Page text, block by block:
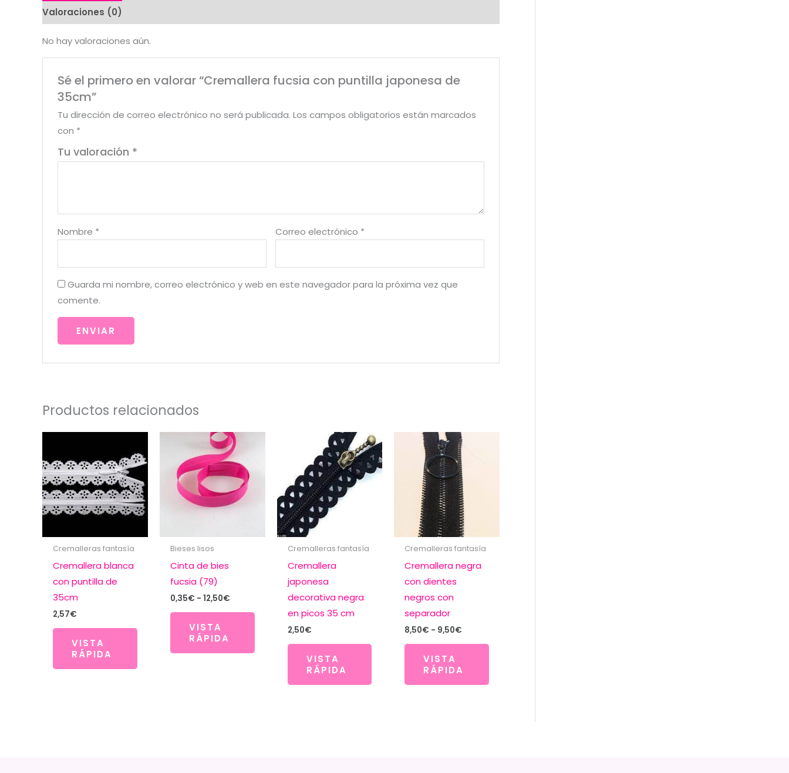
Valoraciones (0)
No hay valoraciones aún.
Sé el primero en valorar “Cremallera fucsia con puntilla japonesa de
35cm”
Tu dirección de correo electrónico no será publicada. Los campos obligatorios están marcados
con *
Tu valoración *
Nombre * Correo electrónico *
Guarda mi nombre, correo electrónico y web en este navegador para la próxima vez que
comente.
Productos relacionados
Cremalleras fantasía
Cremallera blanca
con puntilla de
35cm
2,57€
VISTA
RÁPIDA
Bieses lisos
Cinta de bies
fucsia (79)
0,35€ - 12,50€Rango
precios:
VISTA
RÁPIDA
Cremalleras fantasía
Cremallera
japonesa
decorativa negra
en picos 35 cm
2,50€
VISTA
RÁPIDA
Cremalleras fantasía
Cremallera negra
con dientes
negros con
separador
8,50€ - 9,50€
precios:
8,50€
VISTA
RÁPIDA